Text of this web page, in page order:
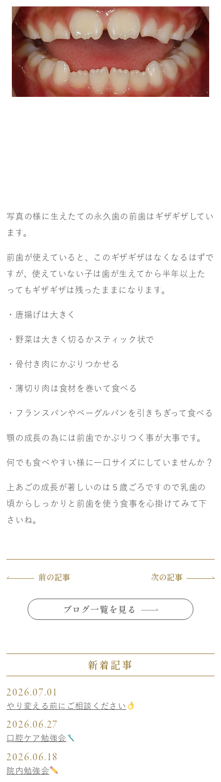
写真の様に生えたての永久歯の前歯はギザギザしてい
ます。
前歯が使えていると、このギザギザはなくなるはずで
すが、使えていない子は歯が生えてから半年以上た
ってもギザギザは残ったままになります。
・唐揚げは大きく
・野菜は大きく切るかスティック状で
・骨付き肉にかぶりつかせる
・薄切り肉は食材を巻いて食べる
・フランスパンやベーグルパンを引きちぎって食べる
顎の成長の為には前歯でかぶりつく事が大事です。
何でも食べやすい様に一口サイズにしていませんか？
上あごの成長が著しいのは５歳ごろですので乳歯の
頃からしっかりと前歯を使う食事を心掛けてみて下
さいね。
前の記事 次の記事
ブログ一覧を見る
新着記事
2026.07.01
やり変える前にご相談ください
2026.06.27
口腔ケア勉強会
2026.06.18
院内勉強会